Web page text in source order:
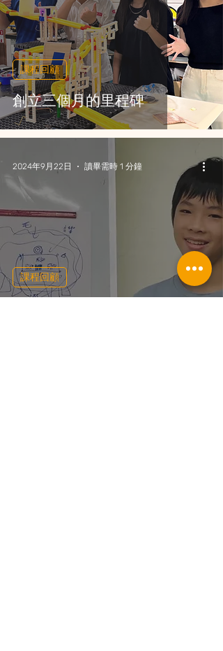
創立三個月的里程碑
課程回顧
課程回顧
2024年9月22日 讀畢需時 1 分鐘